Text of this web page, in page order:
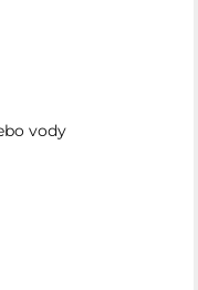
vody